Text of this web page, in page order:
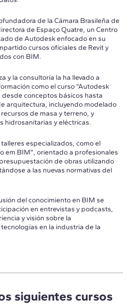
de la Cámara Brasileña de
de Espaço Quatre, un Centro
de Autodesk enfocado en su
cursos oficiales de Revit y
con BIM.
y la consultoría la ha llevado a
como el curso "Autodesk
conceptos básicos hasta
arquitectura, incluyendo modelado
de masa y terreno, y
hidrosanitarias y eléctricas.
especializados, como el
em BIM", orientado a profesionales
de obras utilizando
a las nuevas normativas del
del conocimiento en BIM se
en entrevistas y podcasts,
y visión sobre la
en la industria de la
siguientes cursos